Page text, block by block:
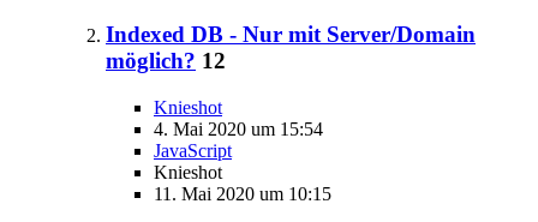
Indexed DB - Nur mit Server/Domain
möglich? 12
Knieshot
4. Mai 2020 um 15:54
JavaScript
Knieshot
11. Mai 2020 um 10:15